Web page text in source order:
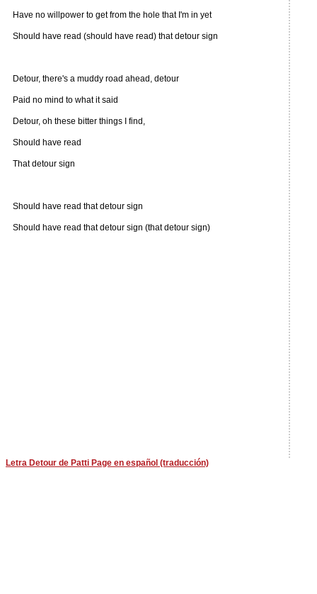
Have no willpower to get from the hole that I'm in yet
Should have read (should have read) that detour sign
Detour, there's a muddy road ahead, detour
Paid no mind to what it said
Detour, oh these bitter things I find,
Should have read
That detour sign
Should have read that detour sign
Should have read that detour sign (that detour sign)
Letra Detour de Patti Page en español (traducción)